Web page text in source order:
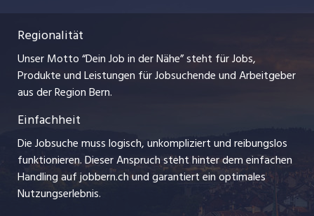
Ferienjobs
Management / Kader-Jobs
Arbeitgeber
Jobline
Impressum
Stellenmeldepflicht
myjob.ch
jobzüri.ch
ajourjob.ch
baernerbaer.ch
chmedia.ch
Regionalität
Unser Motto “Dein Job in der Nähe” steht für Jobs,
Produkte und Leistungen für Jobsuchende und Arbeitgeber
aus der Region Bern.
Einfachheit
Die Jobsuche muss logisch, unkompliziert und reibungslos
funktionieren. Dieser Anspruch steht hinter dem einfachen
Handling auf jobbern.ch und garantiert ein optimales
Nutzungserlebnis.